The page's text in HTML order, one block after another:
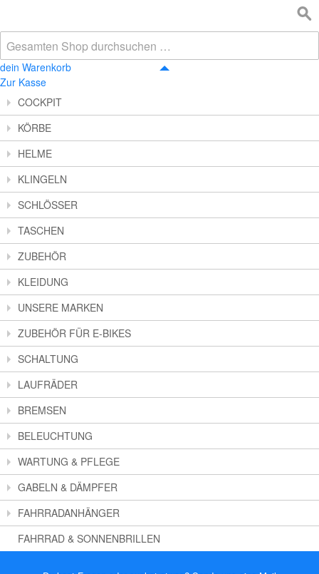
dein Warenkorb
Zur Kasse
COCKPIT
KÖRBE
HELME
KLINGELN
SCHLÖSSER
TASCHEN
ZUBEHÖR
KLEIDUNG
UNSERE MARKEN
ZUBEHÖR FÜR E-BIKES
SCHALTUNG
LAUFRÄDER
BREMSEN
BELEUCHTUNG
WARTUNG & PFLEGE
GABELN & DÄMPFER
FAHRRADANHÄNGER
FAHRRAD & SONNENBRILLEN